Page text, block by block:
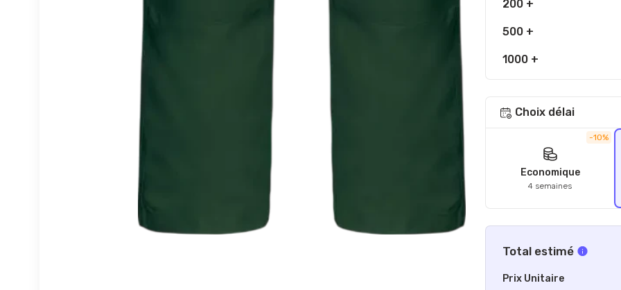
200 +
500 +
1000 +
Choix délai
-10%
Economique
4 semaines
Total estimé
Prix Unitaire